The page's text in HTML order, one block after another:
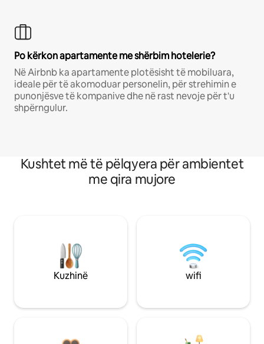
Po kërkon apartamente me shërbim hotelerie?
Në Airbnb ka apartamente plotësisht të mobiluara,
ideale për të akomoduar personelin, për strehimin e
punonjësve të kompanive dhe në rast nevoje për t'u
shpërngulur.
Kushtet më të pëlqyera për ambientet
me qira mujore
Kuzhinë wifi